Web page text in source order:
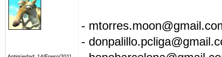
-
-